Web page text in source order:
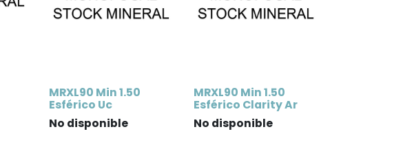
MRXL90 Min 1.50
Esférico Uc
No disponible
MRXL90 Min 1.50
Esférico Clarity Ar
No disponible